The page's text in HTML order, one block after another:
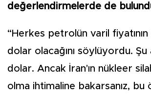
değerlendirmelerde de
“Herkes petrolün varil
dolar olacağını söylüyordu. Şu
dolar. Ancak İran'ın nükleer
olma ihtimaline bakarsanız, bu